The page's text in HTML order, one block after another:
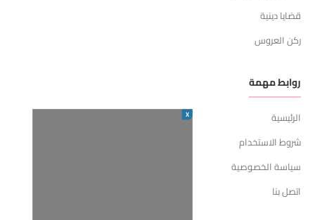
قضايا دينية
ركن العروس
روابط مهمة
الرئيسية
شروط الاستخدام
سياسة الخصوصية
اتصل بنا
X